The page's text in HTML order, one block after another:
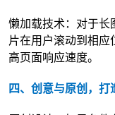
懒加载技术：对于长
片在用户滚动到相应
高页面响应速度。
四、创意与原创，打